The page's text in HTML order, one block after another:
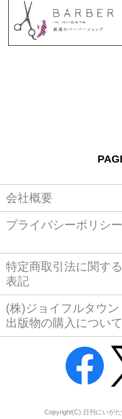
会社概要
プライバシーポリシー
特定商取引法に関する
表記
(株)ジョイフルタウン
出版物の購入について
Copyright(C) 日刊にいが